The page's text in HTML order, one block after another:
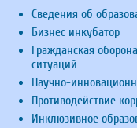
Сведения об
Бизнес инкубатор
Гражданская
ситуаций
Научно-
Противодействие
Инклюзивное